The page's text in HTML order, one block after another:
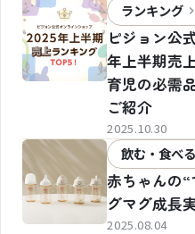
ランキング
ピジョン公
年上半期売
育児の必需
ご紹介
2025.10.30
飲む・食べる
赤ちゃんの
グマグ成長
2025.08.04